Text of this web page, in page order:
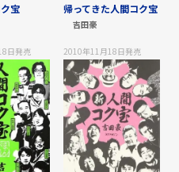
宝 帰ってきた人間コク宝
吉田豪
日発売 2010年11月18日発売